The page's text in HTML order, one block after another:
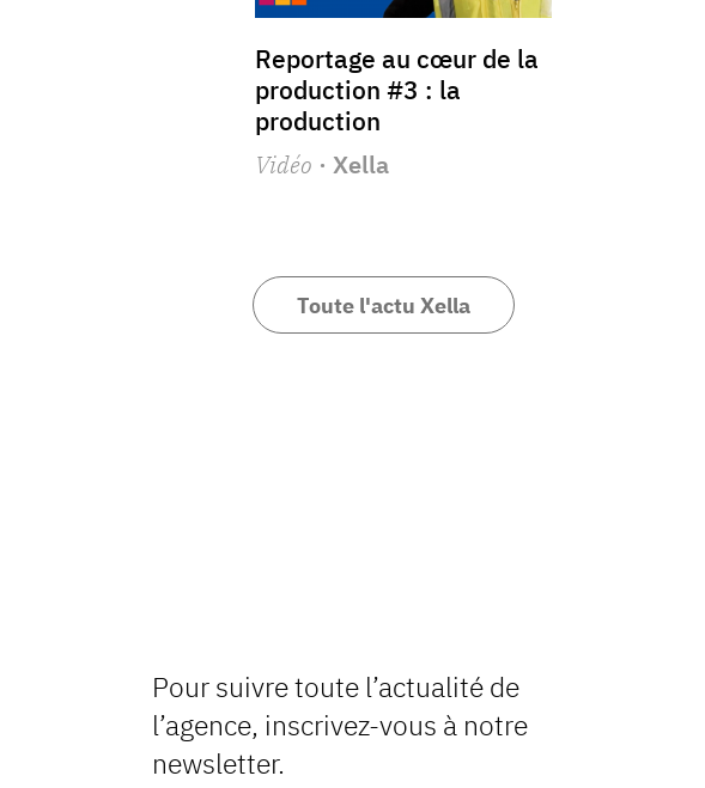
Reportage au cœur de la
production #3 : la
production
Vidéo · Xella
Toute l'actu Xella
Pour suivre toute l’actualité de
l’agence, inscrivez-vous à notre
newsletter.